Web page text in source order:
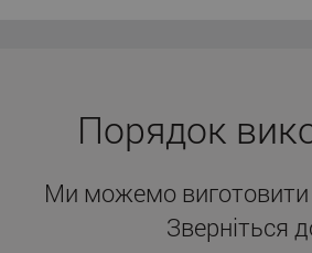
Порядок
Ми можемо виготовити
Зверніться